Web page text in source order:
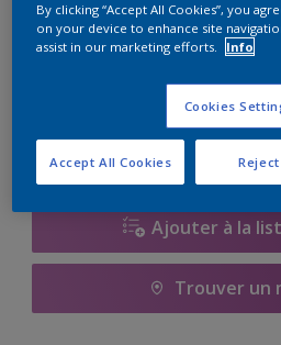
Quantité Calculateur
Achetez chez
Ajouter à la
Trouver un
By clicking “Accept All Cookies”, you
on your device to enhance site
assist in our marketing efforts.
Info
Cookies
Accept All Cookies